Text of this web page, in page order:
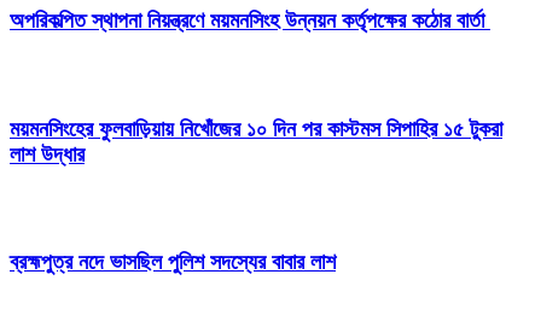
অপরিকল্পিত স্থাপনা নিয়ন্ত্রণে ময়মনসিংহ উন্নয়ন কর্তৃপক্ষের কঠোর বার্তা
ময়মনসিংহের ফুলবাড়িয়ায় নিখোঁজের ১০ দিন পর কাস্টমস সিপাহির ১৫ টুকরা
লাশ উদ্ধার
ব্রহ্মপুত্র নদে ভাসছিল পুলিশ সদস্যের বাবার লাশ